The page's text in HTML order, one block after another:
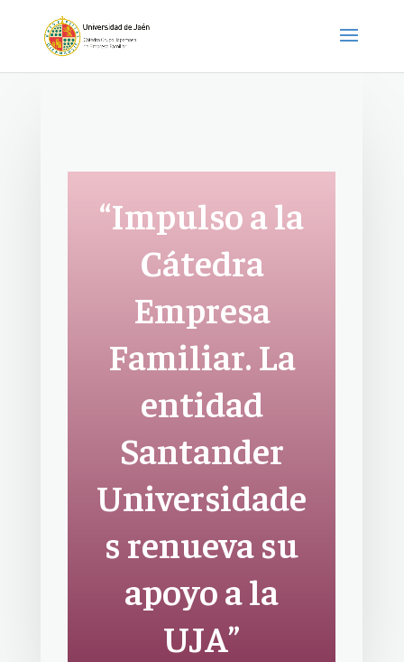
“Impulso a la
Cátedra
Empresa
Familiar. La
entidad
Santander
Universidade
s renueva su
apoyo a la
UJA”